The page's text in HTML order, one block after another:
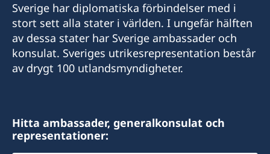
E-post:
sanjuan@consulateofsweden.org
166 Ave. de la Constitución
Distrikt: Puerto Rico och U.S. Virgin Islands
Sverige har diplomatiska förbindelser med i
stort sett alla stater i världen. I ungefär hälften
av dessa stater har Sverige ambassader och
konsulat. Sveriges utrikesrepresentation består
av drygt 100 utlandsmyndigheter.
Hitta ambassader, generalkonsulat och
representationer: